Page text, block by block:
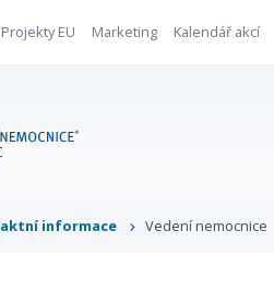
Projekty EU Marketing Kalendář akcí
informace Vedení nemocnice